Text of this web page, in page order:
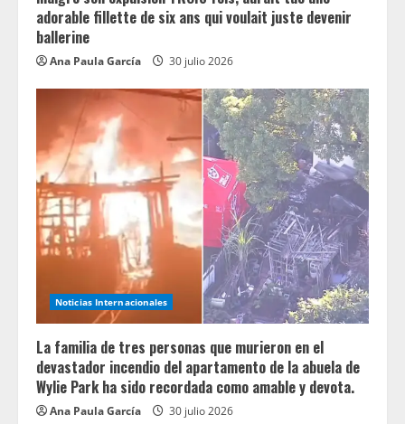
adorable fillette de six ans qui voulait juste devenir
ballerine
Ana Paula García 30 julio 2026
Noticias Internacionales
La familia de tres personas que murieron en el
devastador incendio del apartamento de la abuela de
Wylie Park ha sido recordada como amable y devota.
Ana Paula García 30 julio 2026